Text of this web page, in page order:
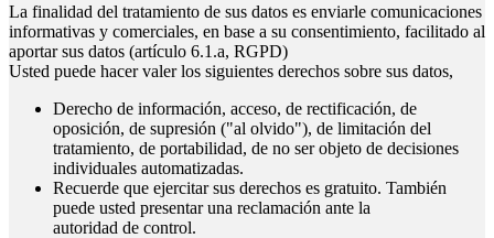
La finalidad del tratamiento de sus datos es enviarle comunicaciones
informativas y comerciales, en base a su consentimiento, facilitado al
aportar sus datos (artículo 6.1.a, RGPD)
Usted puede hacer valer los siguientes derechos sobre sus datos,
Derecho de información, acceso, de rectificación, de
oposición, de supresión ("al olvido"), de limitación del
tratamiento, de portabilidad, de no ser objeto de decisiones
individuales automatizadas.
Recuerde que ejercitar sus derechos es gratuito. También
puede usted presentar una reclamación ante la
autoridad de control.